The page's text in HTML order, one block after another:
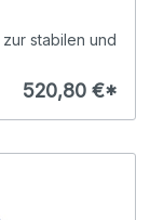
stabilen und
520,80 €*